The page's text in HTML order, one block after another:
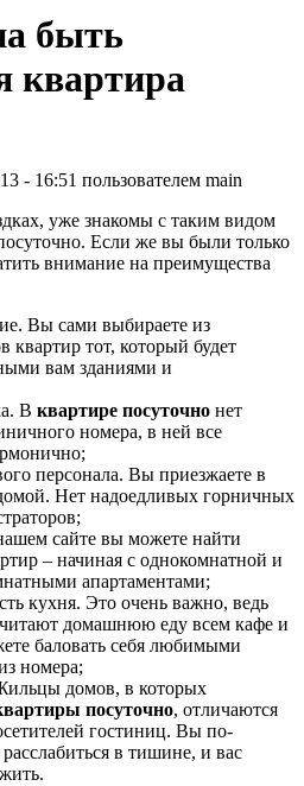
быть
квартира
- 16:51 пользователем main
уже знакомы с таким видом
Если же вы были только
внимание на преимущества
Вы сами выбираете из
квартир тот, который будет
вам зданиями и
В квартире посуточно нет
номера, в ней все
персонала. Вы приезжаете в
Нет надоедливых горничных
сайте вы можете найти
– начиная с однокомнатной и
апартаментами;
кухня. Это очень важно, ведь
домашнюю еду всем кафе и
баловать себя любимыми
номера;
домов, в которых
посуточно, отличаются
гостиниц. Вы по-
в тишине, и вас